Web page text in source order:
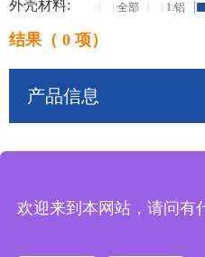
外壳材料: 全部 1:铝
结果（ 0 项）
产品信息
欢迎来到本网站，请问有